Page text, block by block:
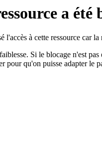
a été
à cette ressource car
Si le blocage n'est
pour qu'on puisse adapter le